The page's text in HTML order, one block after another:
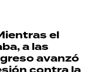
el
a las
avanzó